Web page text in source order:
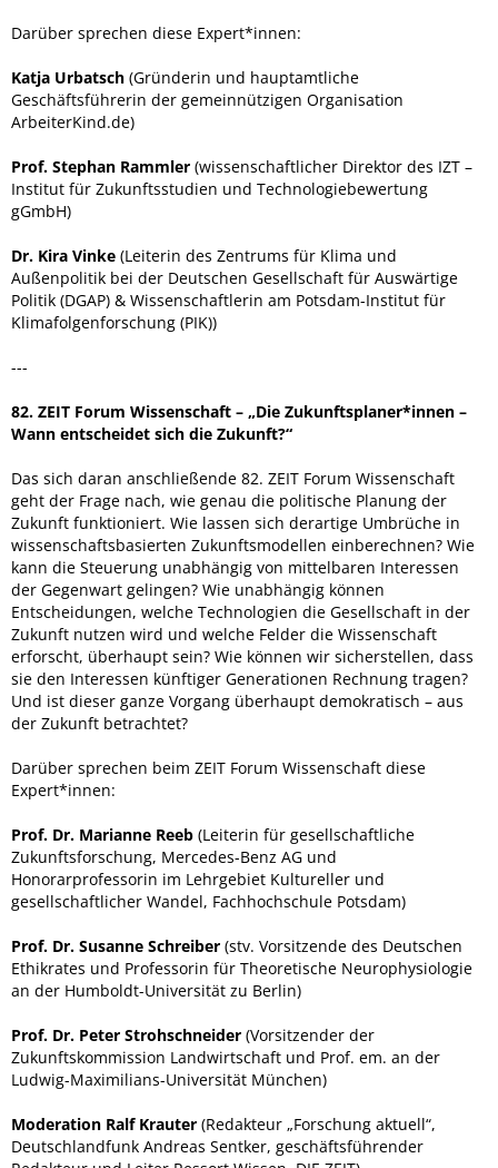
Darüber sprechen diese Expert*innen:
Katja Urbatsch (Gründerin und hauptamtliche
Geschäftsführerin der gemeinnützigen Organisation
ArbeiterKind.de)
Prof. Stephan Rammler (wissenschaftlicher Direktor des IZT –
Institut für Zukunftsstudien und Technologiebewertung
gGmbH)
Dr. Kira Vinke (Leiterin des Zentrums für Klima und
Außenpolitik bei der Deutschen Gesellschaft für Auswärtige
Politik (DGAP) & Wissenschaftlerin am Potsdam-Institut für
Klimafolgenforschung (PIK))
---
82. ZEIT Forum Wissenschaft – „Die Zukunftsplaner*innen –
Wann entscheidet sich die Zukunft?“
Das sich daran anschließende 82. ZEIT Forum Wissenschaft
geht der Frage nach, wie genau die politische Planung der
Zukunft funktioniert. Wie lassen sich derartige Umbrüche in
wissenschaftsbasierten Zukunftsmodellen einberechnen? Wie
kann die Steuerung unabhängig von mittelbaren Interessen
der Gegenwart gelingen? Wie unabhängig können
Entscheidungen, welche Technologien die Gesellschaft in der
Zukunft nutzen wird und welche Felder die Wissenschaft
erforscht, überhaupt sein? Wie können wir sicherstellen, dass
sie den Interessen künftiger Generationen Rechnung tragen?
Und ist dieser ganze Vorgang überhaupt demokratisch – aus
der Zukunft betrachtet?
Darüber sprechen beim ZEIT Forum Wissenschaft diese
Expert*innen:
Prof. Dr. Marianne Reeb (Leiterin für gesellschaftliche
Zukunftsforschung, Mercedes-Benz AG und
Honorarprofessorin im Lehrgebiet Kultureller und
gesellschaftlicher Wandel, Fachhochschule Potsdam)
Prof. Dr. Susanne Schreiber (stv. Vorsitzende des Deutschen
Ethikrates und Professorin für Theoretische Neurophysiologie
an der Humboldt-Universität zu Berlin)
Prof. Dr. Peter Strohschneider (Vorsitzender der
Zukunftskommission Landwirtschaft und Prof. em. an der
Ludwig-Maximilians-Universität München)
Moderation Ralf Krauter (Redakteur „Forschung aktuell“,
Deutschlandfunk Andreas Sentker, geschäftsführender